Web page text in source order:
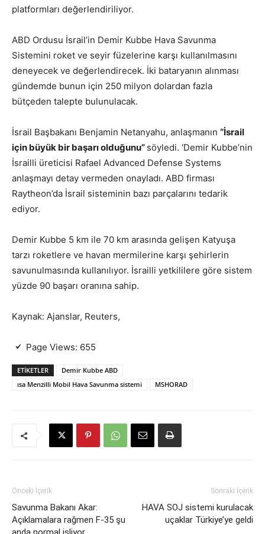
platformları değerlendiriliyor.
ABD Ordusu İsrail’in Demir Kubbe Hava Savunma
Sistemini roket ve seyir füzelerine karşı kullanılmasını
deneyecek ve değerlendirecek. İki bataryanın alınması
gündemde bunun için 250 milyon dolardan fazla
bütçeden talepte bulunulacak.
İsrail Başbakanı Benjamin Netanyahu, anlaşmanın “İsrail
için büyük bir başarı olduğunu” söyledi. ‘Demir Kubbe’nin
İsrailli üreticisi Rafael Advanced Defense Systems
anlaşmayı detay vermeden onayladı. ABD firması
Raytheon’da İsrail sisteminin bazı parçalarını tedarik
ediyor.
Demir Kubbe 5 km ile 70 km arasında gelişen Katyuşa
tarzı roketlere ve havan mermilerine karşı şehirlerin
savunulmasında kullanılıyor. İsrailli yetkililere göre sistem
yüzde 90 başarı oranına sahip.
Kaynak: Ajanslar, Reuters,
Page Views: 655
ETIKETLER
Demir Kubbe ABD
ısa Menzilli Mobil Hava Savunma sistemi
MSHORAD
Önceki İçerik
Savunma Bakanı Akar:
Açıklamalara rağmen F-35 şu
Sonraki İçerik
HAVA SOJ sistemi kurulacak
uçaklar Türkiye’ye geldi